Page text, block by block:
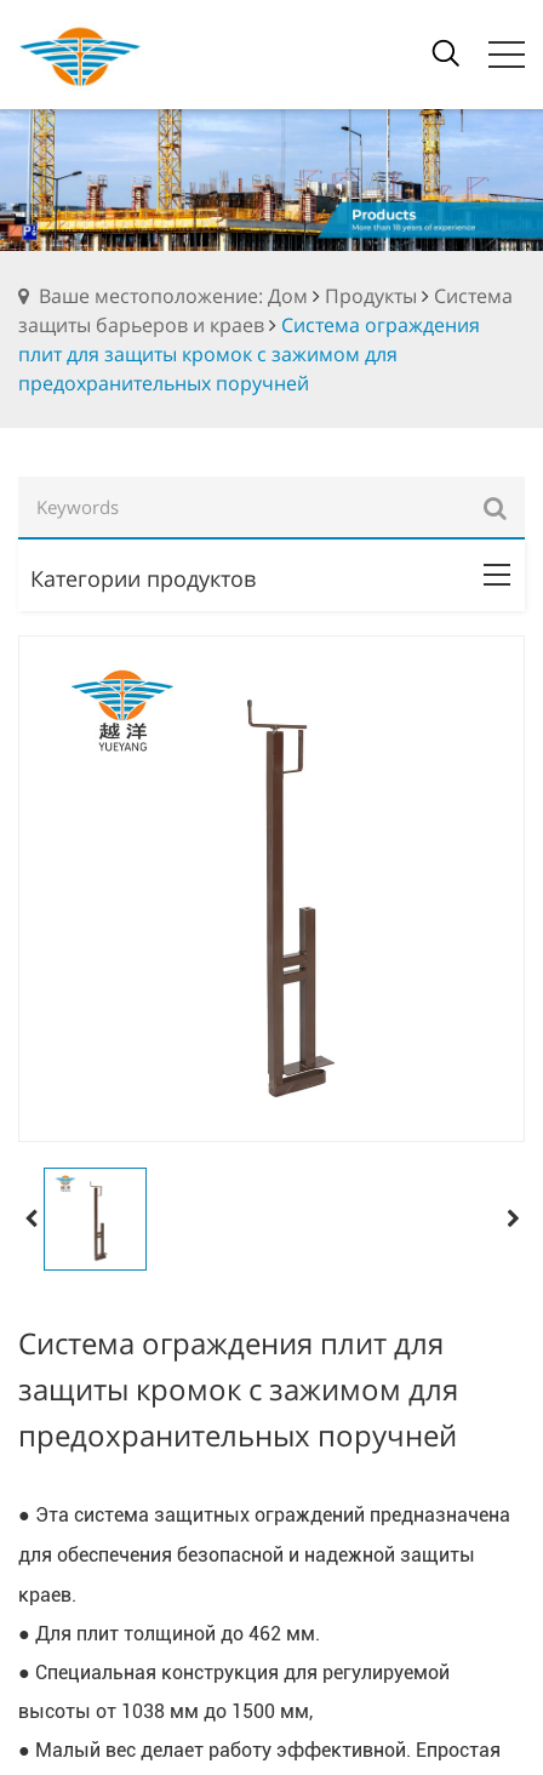
Ваше местоположение: Дом Продукты
Система
защиты барьеров и краев
Система ограждения
плит для защиты кромок с зажимом для
предохранительных поручней
Категории продуктов
Система ограждения плит для
защиты кромок с зажимом для
предохранительных поручней
● Эта система защитных ограждений предназначена
для обеспечения безопасной и надежной защиты
краев.
● Для плит толщиной до 462 мм.
● Специальная конструкция для регулируемой
высоты от 1038 мм до 1500 мм,
● Малый вес делает работу эффективной. Eпростая